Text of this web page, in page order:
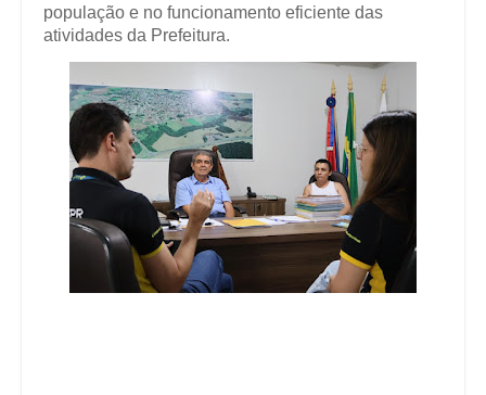
população e no funcionamento eficiente das
atividades da Prefeitura.